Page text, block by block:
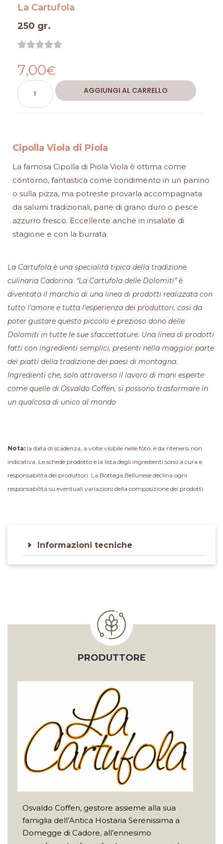
La Cartufola
250 gr.

5
7,00€
Cipolla
Viola
di
AGGIUNGI AL CARRELLO
Alternative:
Cipolla Viola di Piola
La famosa Cipolla di Piola Viola è ottima come
contorno, fantastica come condimento in un panino
o sulla pizza, ma potreste provarla accompagnata
da salumi tradizionali, pane di grano duro o pesce
azzurro fresco. Eccellente anche in insalate di
stagione e con la burrata.
La Cartufola è una specialità tipica della tradizione
culinaria Cadorina. “La Cartufola delle Dolomiti” è
diventata il marchio di una linea di prodotti realizzata con
tutto l’amore e tutta l’esperienza dei produttori, così da
poter gustare questo piccolo e prezioso dono delle
Dolomiti in tutte le sue sfaccettature. Una linea di prodotti
fatti con ingredienti semplici, presenti nella maggior parte
dei piatti della tradizione dei paesi di montagna.
Ingredienti che, solo attraverso il lavoro di mani esperte
come quelle di Osvaldo Coffen, si possono trasformare in
un qualcosa di unico al mondo
Nota: la data di scadenza, a volte visibile nelle foto, è da ritenersi non
indicativa. Le schede prodotto e la lista degli ingredienti sono a cura e
responsabilità dei produttori. La Bottega Bellunese declina ogni
responsabilità su eventuali variazioni della composizione dei prodotti.
Informazioni tecniche
PRODUTTORE
Osvaldo Coffen, gestore assieme alla sua
famiglia dell’Antica Hostaria Serenissima a
Domegge di Cadore, all’ennesimo